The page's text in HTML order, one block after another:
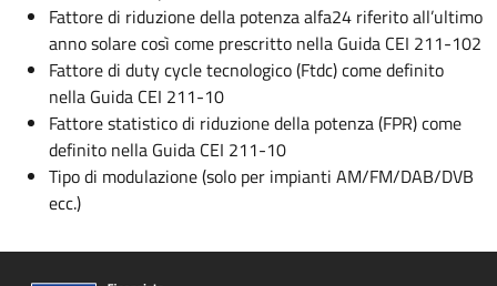
Fattore di riduzione della potenza alfa24 riferito all’ultimo
anno solare così come prescritto nella Guida CEI 211-102
Fattore di duty cycle tecnologico (Ftdc) come definito
nella Guida CEI 211-10
Fattore statistico di riduzione della potenza (FPR) come
definito nella Guida CEI 211-10
Tipo di modulazione (solo per impianti AM/FM/DAB/DVB
ecc.)